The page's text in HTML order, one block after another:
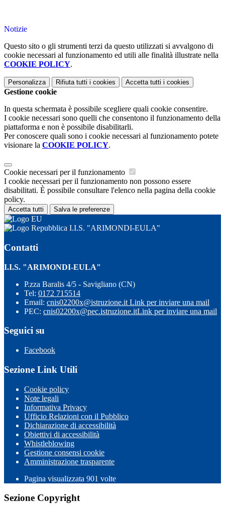
Notizie
Questo sito o gli strumenti terzi da questo utilizzati si avvalgono di
cookie necessari al funzionamento ed utili alle finalità illustrate nella
COOKIE POLICY.
Personalizza Rifiuta tutti i cookies Accetta tutti i cookies
Gestione cookie
In questa schermata è possibile scegliere quali cookie consentire.
I cookie necessari sono quelli che consentono il funzionamento della
piattaforma e non è possibile disabilitarli.
Per conoscere quali sono i cookie necessari al funzionamento potete
visionare la COOKIE POLICY.
Cookie necessari per il funzionamento
I cookie necessari per il funzionamento non possono essere
disabilitati. È possibile consultare l'elenco nella pagina della cookie
policy.
Accetta tutti Salva le preferenze
I.I.S. "ARIMONDI-EULA"
Contatti
I.I.S. "ARIMONDI-EULA"
P.zza Baralis 4/5 - Savigliano (CN)
Tel: 0172 715514
Email: cnis02200x@istruzione.it Link per inviare una mail
PEC: cnis02200x@pec.istruzione.itLink per inviare una mail
Seguici su
Facebook
Sezione Link Utili
Cookie policy
Note legali
Informativa Privacy
Ufficio Relazioni con il Pubblico
Dichiarazione di accessibilità
Obiettivi di accessibilità
Whistleblowing
Gestione consensi cookie
Amministrazione trasparente
Pagina visualizzata 901 volte
Sezione Copyright